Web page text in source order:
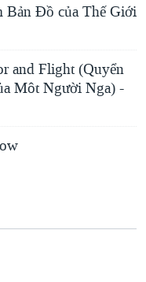
Bản Đồ của Thế Giới
and Flight (Quyển
Môt Người Nga) -